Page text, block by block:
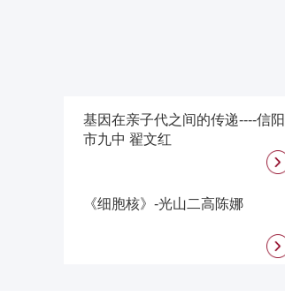
基因在亲子代之间的传递----信阳
市九中 翟文红
《细胞核》-光山二高陈娜